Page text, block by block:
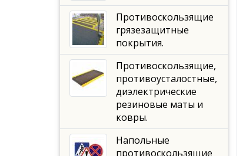
Противоскользящие
грязезащитные
покрытия.
Противоскользящие,
противоусталостные,
диэлектрические
резиновые маты и
ковры.
Напольные
противоскользящие